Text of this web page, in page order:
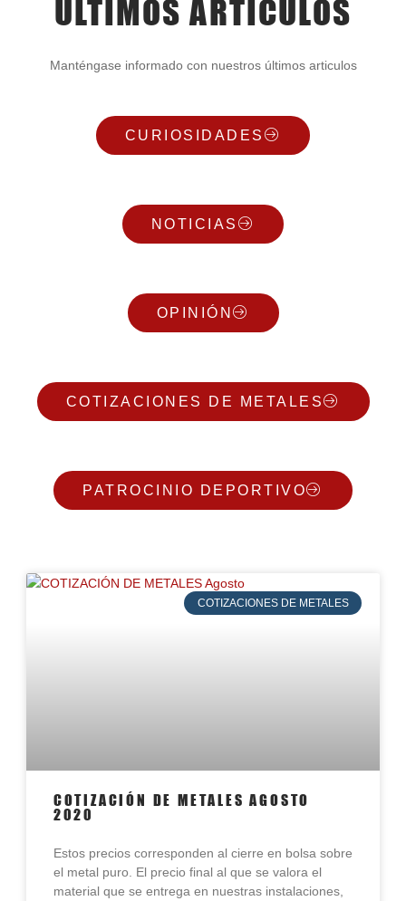
ÚLTIMOS ARTICULOS
Manténgase informado con nuestros últimos articulos
CURIOSIDADES
NOTICIAS
OPINIÓN
COTIZACIONES DE METALES
PATROCINIO DEPORTIVO
COTIZACIONES DE METALES
COTIZACIÓN DE METALES AGOSTO
2020
Estos precios corresponden al cierre en bolsa sobre
el metal puro. El precio final al que se valora el
material que se entrega en nuestras instalaciones,